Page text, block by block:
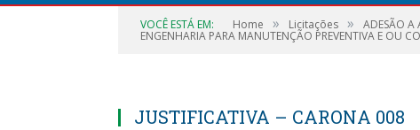
VOCÊ ESTÁ EM: Home » Licitações » ADESÃO A
ENGENHARIA PARA MANUTENÇÃO PREVENTIVA E OU
JUSTIFICATIVA – CARONA 008